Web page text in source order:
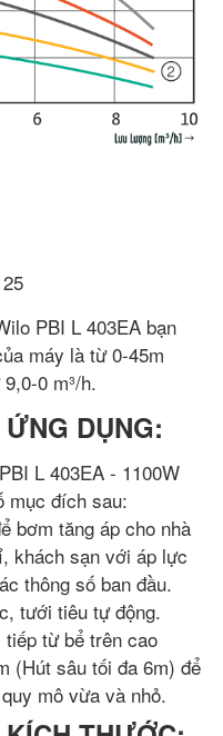
25
PBI L 403EA bạn
máy là từ 0-45m
0 m³/h.
DỤNG:
L 403EA - 1100W
mục đích sau:
bơm tăng áp cho nhà
khách sạn với áp lực
thông số ban đầu.
tưới tiêu tự động.
từ bể trên cao
(Hút sâu tối đa 6m) để
mô vừa và nhỏ.